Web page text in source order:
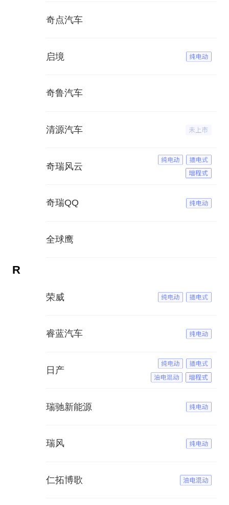
奇点汽车
启境
奇鲁汽车
清源汽车
奇瑞风云
奇瑞QQ
全球鹰
R
荣威
睿蓝汽车
日产
瑞驰新能源
瑞风
仁拓博歌